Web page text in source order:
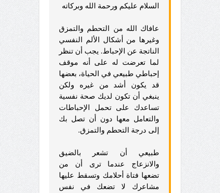
السلام عليكم ورحمة الله وبركاته
عافاك الله من التحطم والتمزق
وغيرها من أشكال الألم النفسي
الناتجة عن الإحباط. يجب أن تنظر
لما تعرضت له على أنه موقف
إحباطي طبيعي في الحياة، بعضها
قد يكون أشد من غيره ولكن
ينبغي أن تكون لديك صحة نفسية
تساعدك على تحمل الإحباطات
والتعامل معها دون أن تصل بك
إلى درجة التحطم والتمزق.
طبيعي أن تشعر بالضيق
والانزعاج عندما ترى أن من
تضعها فتاة أحلامك وتسقط عليها
مشاعرك لا تضعك في نفس